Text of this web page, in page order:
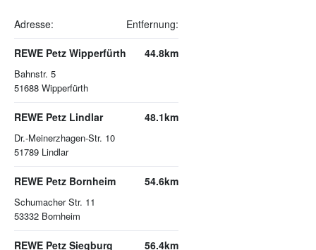
Adresse: Entfernung:
REWE Petz Wipperfürth
Bahnstr. 5
51688 Wipperfürth
44.8km
REWE Petz Lindlar
Dr.-Meinerzhagen-Str. 10
51789 Lindlar
48.1km
REWE Petz Bornheim
Schumacher Str. 11
53332 Bornheim
54.6km
REWE Petz Siegburg 56.4km